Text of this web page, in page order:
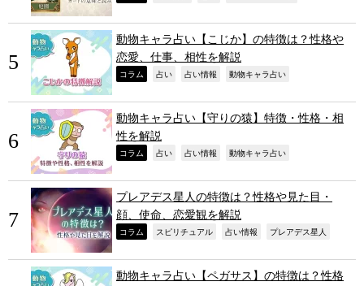
動物キャラ占い【こじか】の特徴は？性格や
恋愛、仕事、相性を解説
コラム 占い 占い情報 動物キャラ占い
動物キャラ占い【守りの猿】特徴・性格・相
性を解説
コラム 占い 占い情報 動物キャラ占い
プレアデス星人の特徴は？性格や見た目・
顔、使命、恋愛観を解説
コラム スピリチュアル 占い情報 プレアデス星人
動物キャラ占い【ペガサス】の特徴は？性格